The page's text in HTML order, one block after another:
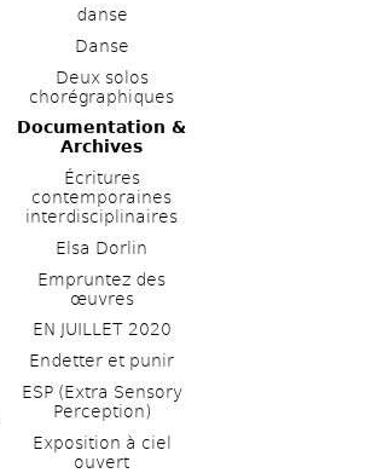
danse
Danse
Deux solos
chorégraphiques
Documentation &
Archives
Écritures
contemporaines
interdisciplinaires
Elsa Dorlin
Empruntez des
œuvres
EN JUILLET 2020
Endetter et punir
ESP (Extra Sensory
Perception)
Exposition à ciel
ouvert